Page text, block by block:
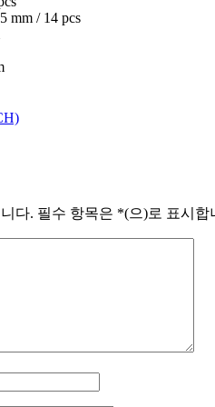
mm / 14 pcs
다. 필수 항목은 *(으)로 표시합